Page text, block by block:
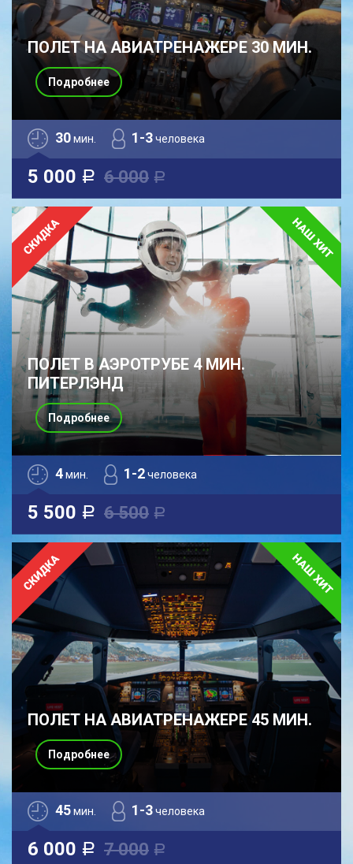
ПОЛЕТ НА АВИАТРЕНАЖЕРЕ 30 МИН.
30мин. 1-3человека
5 000 a 6 000 a
Подробнее
ПОЛЕТ В АЭРОТРУБЕ 4 МИН.
ПИТЕРЛЭНД
4мин. 1-2человека
5 500 a 6 500 a
Подробнее
ПОЛЕТ НА АВИАТРЕНАЖЕРЕ 45 МИН.
45мин. 1-3человека
6 000 a 7 000 a
Подробнее